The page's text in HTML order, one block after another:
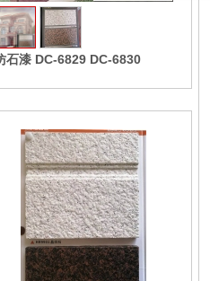
石漆 DC-6829 DC-6830